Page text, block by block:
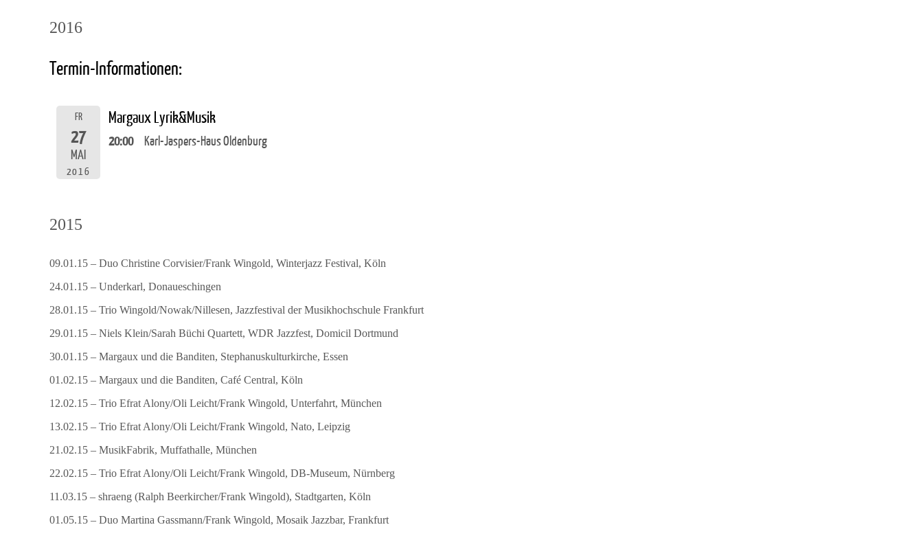
2016
Termin-Informationen:
FR
27
MAI
2016
Margaux Lyrik&Musik
20:00 Karl-Jaspers-Haus Oldenburg
2015
09.01.15 – Duo Christine Corvisier/Frank Wingold, Winterjazz Festival, Köln
24.01.15 – Underkarl, Donaueschingen
28.01.15 – Trio Wingold/Nowak/Nillesen, Jazzfestival der Musikhochschule Frankfurt
29.01.15 – Niels Klein/Sarah Büchi Quartett, WDR Jazzfest, Domicil Dortmund
30.01.15 – Margaux und die Banditen, Stephanuskulturkirche, Essen
01.02.15 – Margaux und die Banditen, Café Central, Köln
12.02.15 – Trio Efrat Alony/Oli Leicht/Frank Wingold, Unterfahrt, München
13.02.15 – Trio Efrat Alony/Oli Leicht/Frank Wingold, Nato, Leipzig
21.02.15 – MusikFabrik, Muffathalle, München
22.02.15 – Trio Efrat Alony/Oli Leicht/Frank Wingold, DB-Museum, Nürnberg
11.03.15 – shraeng (Ralph Beerkircher/Frank Wingold), Stadtgarten, Köln
01.05.15 – Duo Martina Gassmann/Frank Wingold, Mosaik Jazzbar, Frankfurt